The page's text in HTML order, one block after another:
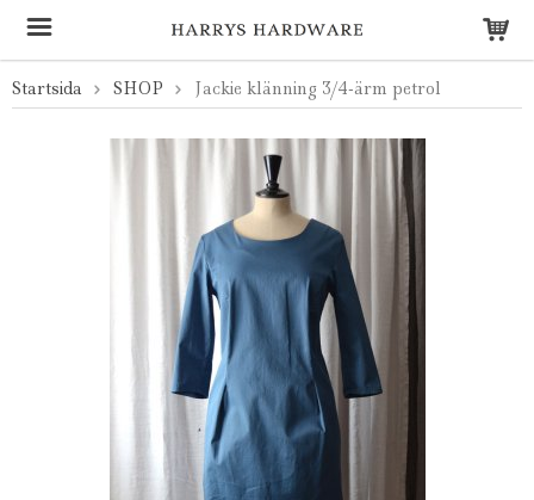
Startsida SHOP Jackie klänning 3/4-ärm petrol